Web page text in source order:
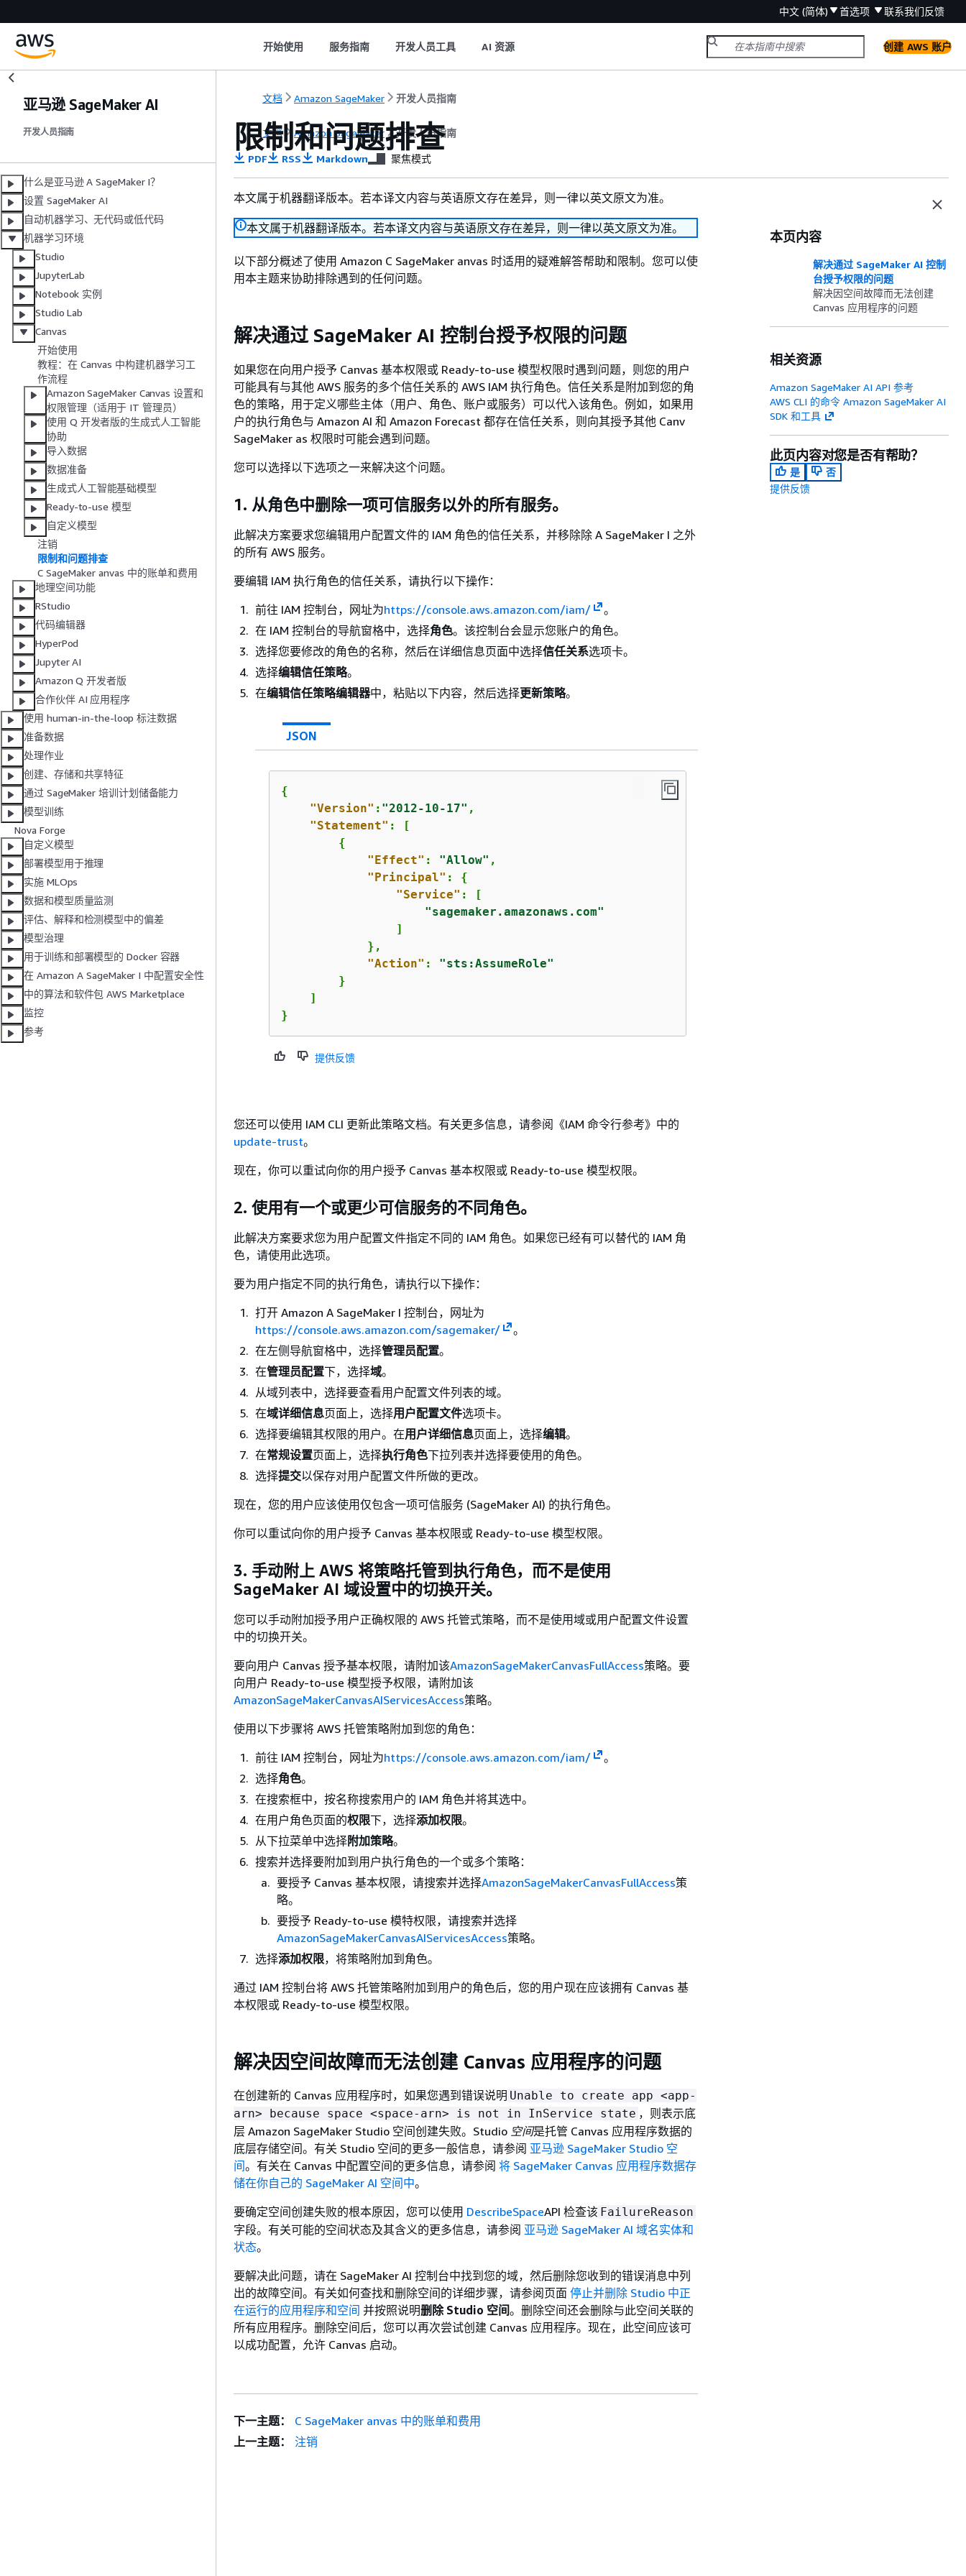
中文 (简体) 首选项 联系我们反馈
开始使用 服务指南 开发人员工具 AI 资源 创建 AWS 账户
亚马逊 SageMaker AI
开发人员指南
什么是亚马逊 A SageMaker I？
设置 SageMaker AI
自动机器学习、无代码或低代码
机器学习环境
Studio
JupyterLab
Notebook 实例
Studio Lab
Canvas
开始使用
教程：在 Canvas 中构建机器学习工
作流程
Amazon SageMaker Canvas 设置和
权限管理（适用于 IT 管理员）
使用 Q 开发者版的生成式人工智能
协助
导入数据
数据准备
生成式人工智能基础模型
Ready-to-use 模型
自定义模型
注销
限制和问题排查
C SageMaker anvas 中的账单和费用
地理空间功能
RStudio
代码编辑器
HyperPod
Jupyter AI
Amazon Q 开发者版
合作伙伴 AI 应用程序
使用 human-in-the-loop 标注数据
准备数据
处理作业
创建、存储和共享特征
通过 SageMaker 培训计划储备能力
模型训练
Nova Forge
自定义模型
部署模型用于推理
实施 MLOps
数据和模型质量监测
评估、解释和检测模型中的偏差
模型治理
用于训练和部署模型的 Docker 容器
在 Amazon A SageMaker I 中配置安全性
中的算法和软件包 AWS Marketplace
监控
参考
文档 Amazon SageMaker 开发人员指南
文档 Amazon SageMaker 开发人员指南
限制和问题排查
PDF RSS Markdown 聚焦模式
本文属于机器翻译版本。若本译文内容与英语原文存在差异，则一律以英文原文为准。
本文属于机器翻译版本。若本译文内容与英语原文存在差异，则一律以英文原文为准。
以下部分概述了使用 Amazon C SageMaker anvas 时适用的疑难解答帮助和限制。您可以使
用本主题来协助排除遇到的任何问题。
解决通过 SageMaker AI 控制台授予权限的问题
如果您在向用户授予 Canvas 基本权限或 Ready-to-use 模型权限时遇到问题，则您的用户
可能具有与其他 AWS 服务的多个信任关系的 AWS IAM 执行角色。信任关系是附加到您的角
色的策略，用于定义哪些主体（用户、角色、账户或服务）可以代入该角色。例如，如果用
户的执行角色与 Amazon AI 和 Amazon Forecast 都存在信任关系，则向其授予其他 Canv
SageMaker as 权限时可能会遇到问题。
您可以选择以下选项之一来解决这个问题。
1. 从角色中删除一项可信服务以外的所有服务。
此解决方案要求您编辑用户配置文件的 IAM 角色的信任关系，并移除除 A SageMaker I 之外
的所有 AWS 服务。
要编辑 IAM 执行角色的信任关系，请执行以下操作：
前往 IAM 控制台，网址为https://console.aws.amazon.com/iam/
。
在 IAM 控制台的导航窗格中，选择角色。该控制台会显示您账户的角色。
选择您要修改的角色的名称，然后在详细信息页面中选择信任关系选项卡。
选择编辑信任策略。
在编辑信任策略编辑器中，粘贴以下内容，然后选择更新策略。
JSON
{
"Version" : "2012-10-17" ,
"Statement" : [
{
"Effect" : "Allow" ,
"Principal" : {
"Service" : [
"sagemaker.amazonaws.com"
                ]
            },
"Action" : "sts:AssumeRole"
        }
    ]
}
提供反馈
您还可以使用 IAM CLI 更新此策略文档。有关更多信息，请参阅《IAM 命令行参考》 中的
update-trust。
现在，你可以重试向你的用户授予 Canvas 基本权限或 Ready-to-use 模型权限。
2. 使用有一个或更少可信服务的不同角色。
此解决方案要求您为用户配置文件指定不同的 IAM 角色。如果您已经有可以替代的 IAM 角
色，请使用此选项。
要为用户指定不同的执行角色，请执行以下操作：
打开 Amazon A SageMaker I 控制台，网址为
https://console.aws.amazon.com/sagemaker/
。
在左侧导航窗格中，选择管理员配置。
在管理员配置下，选择域。
从域列表中，选择要查看用户配置文件列表的域。
在域详细信息页面上，选择用户配置文件选项卡。
选择要编辑其权限的用户。在用户详细信息页面上，选择编辑。
在常规设置页面上，选择执行角色下拉列表并选择要使用的角色。
选择提交以保存对用户配置文件所做的更改。
现在，您的用户应该使用仅包含一项可信服务 (SageMaker AI) 的执行角色。
你可以重试向你的用户授予 Canvas 基本权限或 Ready-to-use 模型权限。
3. 手动附上 AWS 将策略托管到执行角色，而不是使用
SageMaker AI 域设置中的切换开关。
您可以手动附加授予用户正确权限的 AWS 托管式策略，而不是使用域或用户配置文件设置
中的切换开关。
要向用户 Canvas 授予基本权限，请附加该AmazonSageMakerCanvasFullAccess策略。要
向用户 Ready-to-use 模型授予权限，请附加该
AmazonSageMakerCanvasAIServicesAccess策略。
使用以下步骤将 AWS 托管策略附加到您的角色：
前往 IAM 控制台，网址为https://console.aws.amazon.com/iam/
。
选择角色。
在搜索框中，按名称搜索用户的 IAM 角色并将其选中。
在用户角色页面的权限下，选择添加权限。
从下拉菜单中选择附加策略。
搜索并选择要附加到用户执行角色的一个或多个策略：
要授予 Canvas 基本权限，请搜索并选择AmazonSageMakerCanvasFullAccess策
略。
要授予 Ready-to-use 模特权限，请搜索并选择
AmazonSageMakerCanvasAIServicesAccess策略。
选择添加权限，将策略附加到角色。
通过 IAM 控制台将 AWS 托管策略附加到用户的角色后，您的用户现在应该拥有 Canvas 基
本权限或 Ready-to-use 模型权限。
解决因空间故障而无法创建 Canvas 应用程序的问题
在创建新的 Canvas 应用程序时，如果您遇到错误说明 Unable to create app <app-
arn> because space <space-arn> is not in InService state ，则表示底
层 Amazon SageMaker Studio 空间创建失败。Studio 空间是托管 Canvas 应用程序数据的
底层存储空间。有关 Studio 空间的更多一般信息，请参阅 亚马逊 SageMaker Studio 空
间。有关在 Canvas 中配置空间的更多信息，请参阅 将 SageMaker Canvas 应用程序数据存
储在你自己的 SageMaker AI 空间中。
要确定空间创建失败的根本原因，您可以使用 DescribeSpaceAPI 检查该 FailureReason
字段。有关可能的空间状态及其含义的更多信息，请参阅 亚马逊 SageMaker AI 域名实体和
状态。
要解决此问题，请在 SageMaker AI 控制台中找到您的域，然后删除您收到的错误消息中列
出的故障空间。有关如何查找和删除空间的详细步骤，请参阅页面 停止并删除 Studio 中正
在运行的应用程序和空间 并按照说明删除 Studio 空间。删除空间还会删除与此空间关联的
所有应用程序。删除空间后，您可以再次尝试创建 Canvas 应用程序。现在，此空间应该可
以成功配置，允许 Canvas 启动。
本页内容
解决通过 SageMaker AI 控制
台授予权限的问题
解决因空间故障而无法创建
Canvas 应用程序的问题
相关资源
Amazon SageMaker AI API 参考
AWS CLI 的命令 Amazon SageMaker AI
SDK 和工具
此页内容对您是否有帮助？
是
否
提供反馈
下一主题：
C SageMaker anvas 中的账单和费用
上一主题：
注销